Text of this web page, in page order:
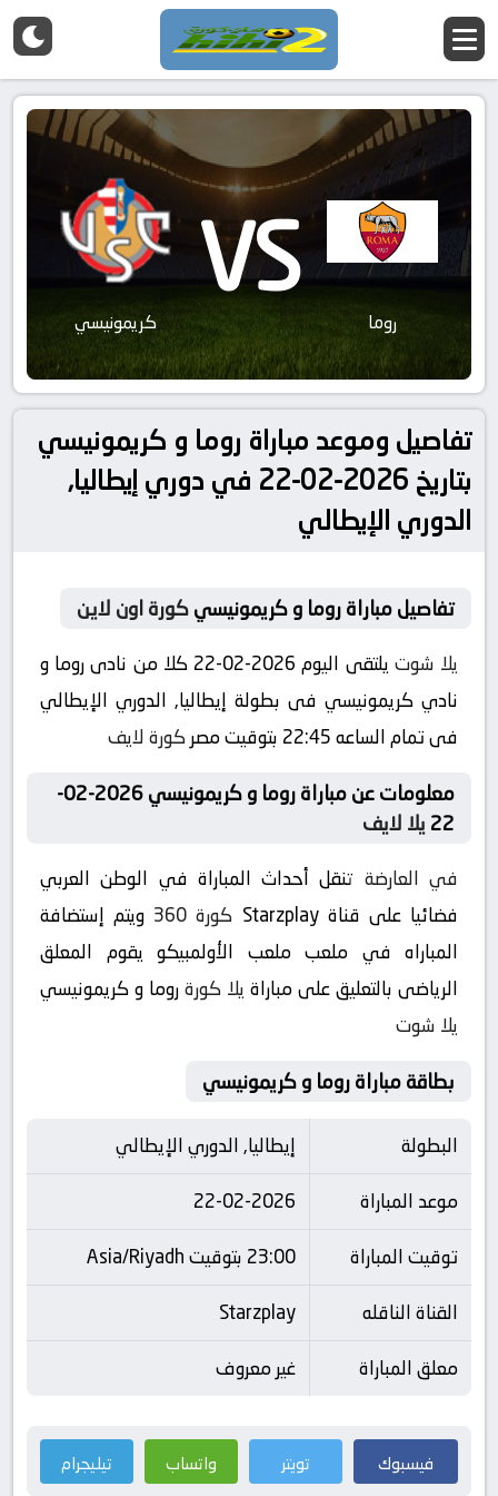
روما VS كريمونيسي
تفاصيل وموعد مباراة روما و كريمونيسي
بتاريخ 2026-02-22 في دوري إيطاليا,
الدوري الإيطالي
تفاصيل مباراة روما و كريمونيسيكورة اون لاين
يلا شوت
يلتقى اليوم 2026-02-22 كلا من نادى روما و
نادي كريمونيسي فى بطولة إيطاليا, الدوري الإيطالي
فى تمام الساعه 22:45 بتوقيت مصر
كورة لايف
معلومات عن مباراة روما و كريمونيسي 2026-02-
22 يلا لايف
في العارضة تنقل أحداث المباراة في الوطن العربي
فضائيا على قناة Starzplay
كورة 360
ويتم إستضافة
المباراه في ملعب ملعب الأولمبيكو يقوم المعلق
الرياضى بالتعليق على مباراة يلا كورةروما و كريمونيسي
يلا شوت
بطاقة مباراة روما و كريمونيسي
البطولة
إيطاليا, الدوري الإيطالي
موعد المباراة
22-02-2026
توقيت المباراة
23:00 بتوقيت Asia/Riyadh
القناة الناقله
Starzplay
معلق المباراة
غير معروف
فيسبوك تويتر واتساب تيليجرام